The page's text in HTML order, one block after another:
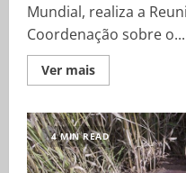
Mundial, realiza a
Coordenação sobre o...
Ver mais
4 MIN READ